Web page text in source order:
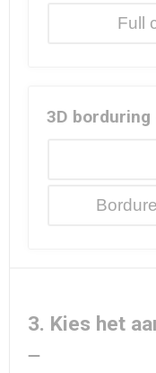
Full
3D borduring
3. Kies het